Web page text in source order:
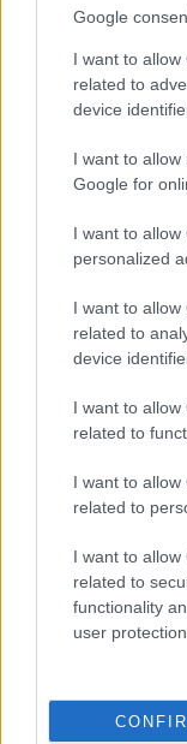
Google
I want to
related to
device
I want to
Google for
I want to
personalized
I want to
related to
device
I want to
related to
I want to
related to
I want to
related to
functionality
user protection.
Διαβάστε